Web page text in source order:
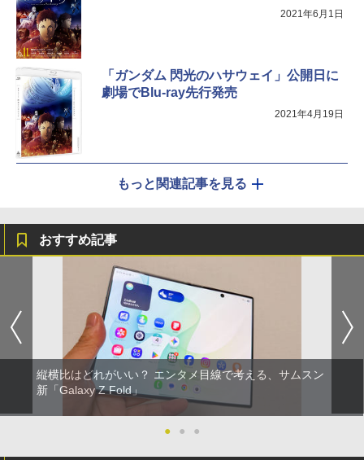
2021年6月1日
「ガンダム 閃光のハサウェイ」公開日に
劇場でBlu-ray先行発売
2021年4月19日
もっと関連記事を見る
おすすめ記事
縦横比はどれがいい？ エンタメ目線で考える、サムスン
新「Galaxy Z Fold」
● ● ●